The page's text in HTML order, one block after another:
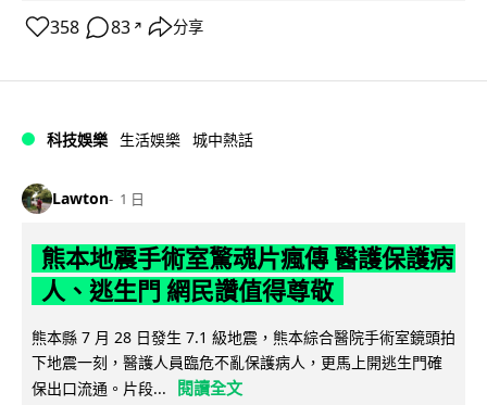
358 83 ↗ 分享
科技娛樂 生活娛樂 城中熱話
Lawton 1 日
熊本地震手術室驚魂片瘋傳 醫護保護病
人、逃生門 網民讚值得尊敬
熊本縣 7 月 28 日發生 7.1 級地震，熊本綜合醫院手術室鏡頭拍
下地震一刻，醫護人員臨危不亂保護病人，更馬上開逃生門確
保出口流通。片段...
閱讀全文